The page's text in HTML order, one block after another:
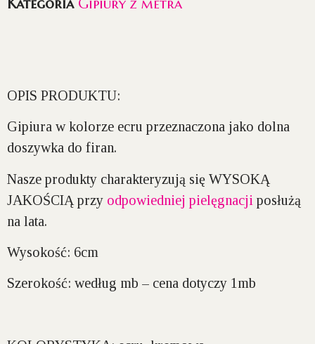
Kategoria Gipiury z metra
OPIS PRODUKTU:
Gipiura w kolorze ecru przeznaczona jako dolna
doszywka do firan.
Nasze produkty charakteryzują się WYSOKĄ
JAKOŚCIĄ przy odpowiedniej pielęgnacji posłużą
na lata.
Wysokość: 6cm
Szerokość: według mb – cena dotyczy 1mb